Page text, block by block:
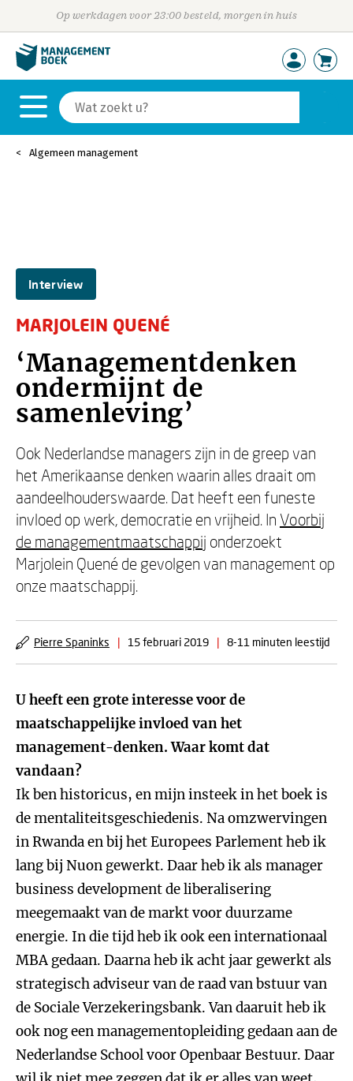
Op werkdagen voor 23:00 besteld, morgen in huis
Algemeen management
Interview
MARJOLEIN QUENÉ
‘Managementdenken
ondermijnt de
samenleving’
Ook Nederlandse managers zijn in de greep van
het Amerikaanse denken waarin alles draait om
aandeelhouderswaarde. Dat heeft een funeste
invloed op werk, democratie en vrijheid. In Voorbij
de managementmaatschappij onderzoekt
Marjolein Quené de gevolgen van management op
onze maatschappij.
Pierre Spaninks | 15 februari 2019 | 8-11 minuten leestijd
U heeft een grote interesse voor de
maatschappelijke invloed van het
management-denken. Waar komt dat
vandaan?
Ik ben historicus, en mijn insteek in het boek is
de mentaliteitsgeschiedenis. Na omzwervingen
in Rwanda en bij het Europees Parlement heb ik
lang bij Nuon gewerkt. Daar heb ik als manager
business development de liberalisering
meegemaakt van de markt voor duurzame
energie. In die tijd heb ik ook een internationaal
MBA gedaan. Daarna heb ik acht jaar gewerkt als
strategisch adviseur van de raad van bstuur van
de Sociale Verzekeringsbank. Van daaruit heb ik
ook nog een managementopleiding gedaan aan de
Nederlandse School voor Openbaar Bestuur. Daar